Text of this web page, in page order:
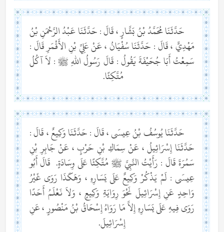
حَدَّثَنَا مُحَمَّدُ بْنُ بَشَّارٍ ، قَالَ : حَدَّثَنَا عَبْدُ الرَّحْمَنِ بْنُ
مَهْدِيٍّ ، قَالَ : حَدَّثَنَا سُفْيَانُ ، عَنْ عَلِيِّ بْنِ الأَقْمَرِ قَالَ :
سَمِعْتُ أَبَا جُحَيْفَةَ يَقُولُ : قَالَ رَسُولُ اللهِ ﷺ : لاَ آكُلُ
مُتَّكِئًا.
حَدَّثَنَا يُوسُفُ بْنُ عِيسَى ، قَالَ : حَدَّثَنَا وَكِيعٌ ، قَالَ :
حَدَّثَنَا إِسْرَائِيلُ ، عَنْ سِمَاكِ بْنِ حَرْبٍ ، عَنْ جَابِرِ بْنِ
سَمُرَةَ قَالَ : رَأَيْتُ النَّبِيَّ ﷺ مُتَّكِئًا عَلَى وِسَادَةٍ. قَالَ أَبُو
عِيسَى : لَمْ يَذْكُرْ وَكِيعٌ عَلَى يَسَارِهِ ، وَهَكَذَا رَوَى غَيْرُ
وَاحِدٍ عَنِ إِسْرَائِيلَ نَحْوَ رِوَايَةِ وَكِيعٍ ، وَلاَ نَعْلَمُ أَحَدًا
رَوَى فِيهِ عَلَى يَسَارِهِ إِلاَّ مَا رَوَاهُ إِسْحَاقُ بْنُ مَنْصُورٍ ، عَنِ
إِسْرَائِيلَ.